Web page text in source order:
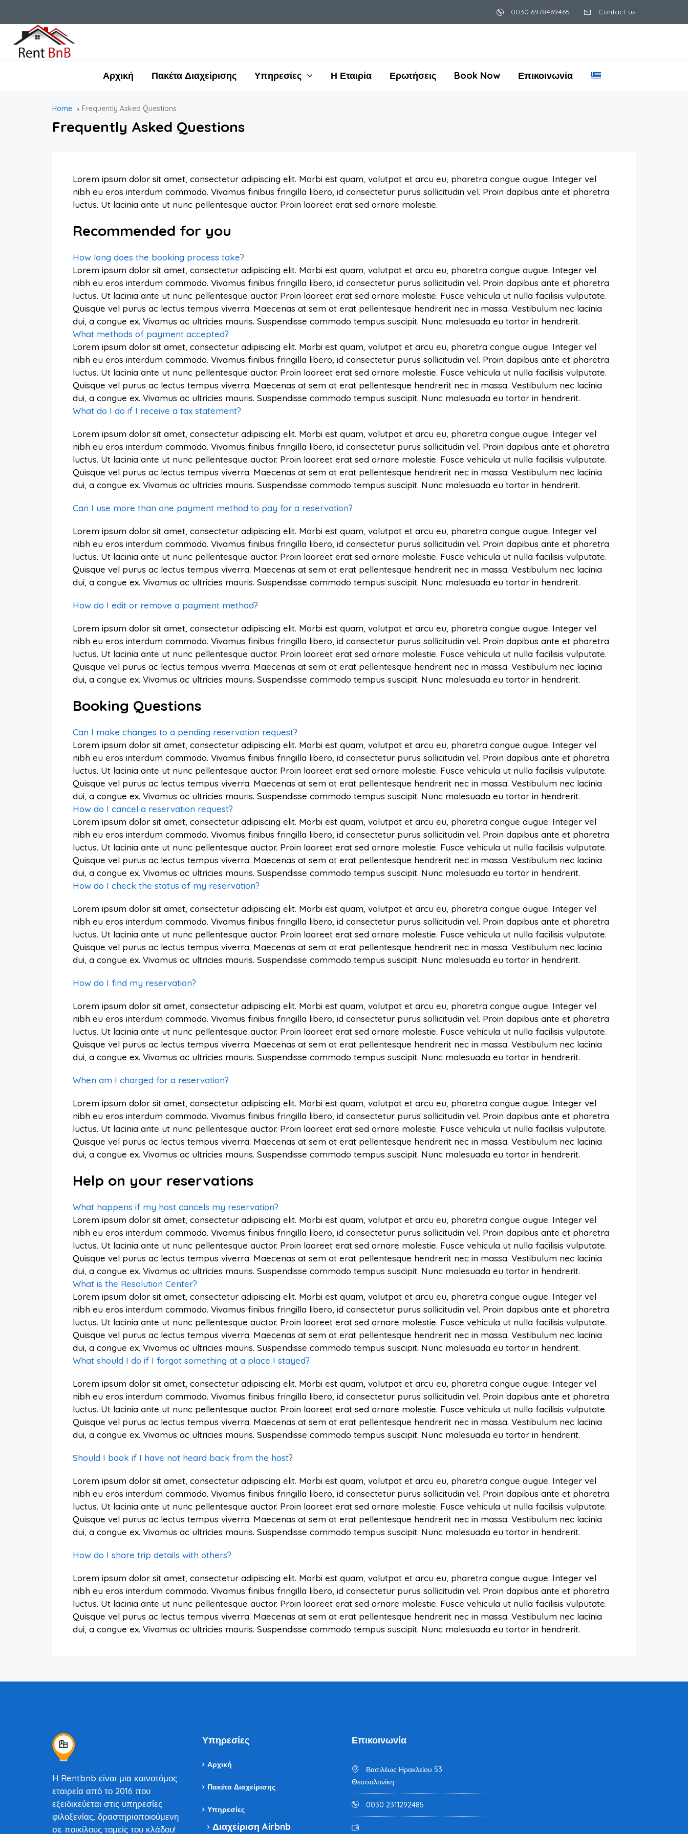
0030 6978469465 Contact us
Αρχική Πακέτα Διαχείρισης Υπηρεσίες Η Εταιρία Ερωτήσεις Book Now Επικοινωνία
Home Frequently Asked Questions
Frequently Asked Questions
Lorem ipsum dolor sit amet, consectetur adipiscing elit. Morbi est quam, volutpat et arcu eu, pharetra congue augue. Integer vel
nibh eu eros interdum commodo. Vivamus finibus fringilla libero, id consectetur purus sollicitudin vel. Proin dapibus ante et pharetra
luctus. Ut lacinia ante ut nunc pellentesque auctor. Proin laoreet erat sed ornare molestie.
Recommended for you
How long does the booking process take?
Lorem ipsum dolor sit amet, consectetur adipiscing elit. Morbi est quam, volutpat et arcu eu, pharetra congue augue. Integer vel
nibh eu eros interdum commodo. Vivamus finibus fringilla libero, id consectetur purus sollicitudin vel. Proin dapibus ante et pharetra
luctus. Ut lacinia ante ut nunc pellentesque auctor. Proin laoreet erat sed ornare molestie. Fusce vehicula ut nulla facilisis vulputate.
Quisque vel purus ac lectus tempus viverra. Maecenas at sem at erat pellentesque hendrerit nec in massa. Vestibulum nec lacinia
dui, a congue ex. Vivamus ac ultricies mauris. Suspendisse commodo tempus suscipit. Nunc malesuada eu tortor in hendrerit.
What methods of payment accepted?
Lorem ipsum dolor sit amet, consectetur adipiscing elit. Morbi est quam, volutpat et arcu eu, pharetra congue augue. Integer vel
nibh eu eros interdum commodo. Vivamus finibus fringilla libero, id consectetur purus sollicitudin vel. Proin dapibus ante et pharetra
luctus. Ut lacinia ante ut nunc pellentesque auctor. Proin laoreet erat sed ornare molestie. Fusce vehicula ut nulla facilisis vulputate.
Quisque vel purus ac lectus tempus viverra. Maecenas at sem at erat pellentesque hendrerit nec in massa. Vestibulum nec lacinia
dui, a congue ex. Vivamus ac ultricies mauris. Suspendisse commodo tempus suscipit. Nunc malesuada eu tortor in hendrerit.
What do I do if I receive a tax statement?
Lorem ipsum dolor sit amet, consectetur adipiscing elit. Morbi est quam, volutpat et arcu eu, pharetra congue augue. Integer vel
nibh eu eros interdum commodo. Vivamus finibus fringilla libero, id consectetur purus sollicitudin vel. Proin dapibus ante et pharetra
luctus. Ut lacinia ante ut nunc pellentesque auctor. Proin laoreet erat sed ornare molestie. Fusce vehicula ut nulla facilisis vulputate.
Quisque vel purus ac lectus tempus viverra. Maecenas at sem at erat pellentesque hendrerit nec in massa. Vestibulum nec lacinia
dui, a congue ex. Vivamus ac ultricies mauris. Suspendisse commodo tempus suscipit. Nunc malesuada eu tortor in hendrerit.
Can I use more than one payment method to pay for a reservation?
Lorem ipsum dolor sit amet, consectetur adipiscing elit. Morbi est quam, volutpat et arcu eu, pharetra congue augue. Integer vel
nibh eu eros interdum commodo. Vivamus finibus fringilla libero, id consectetur purus sollicitudin vel. Proin dapibus ante et pharetra
luctus. Ut lacinia ante ut nunc pellentesque auctor. Proin laoreet erat sed ornare molestie. Fusce vehicula ut nulla facilisis vulputate.
Quisque vel purus ac lectus tempus viverra. Maecenas at sem at erat pellentesque hendrerit nec in massa. Vestibulum nec lacinia
dui, a congue ex. Vivamus ac ultricies mauris. Suspendisse commodo tempus suscipit. Nunc malesuada eu tortor in hendrerit.
How do I edit or remove a payment method?
Lorem ipsum dolor sit amet, consectetur adipiscing elit. Morbi est quam, volutpat et arcu eu, pharetra congue augue. Integer vel
nibh eu eros interdum commodo. Vivamus finibus fringilla libero, id consectetur purus sollicitudin vel. Proin dapibus ante et pharetra
luctus. Ut lacinia ante ut nunc pellentesque auctor. Proin laoreet erat sed ornare molestie. Fusce vehicula ut nulla facilisis vulputate.
Quisque vel purus ac lectus tempus viverra. Maecenas at sem at erat pellentesque hendrerit nec in massa. Vestibulum nec lacinia
dui, a congue ex. Vivamus ac ultricies mauris. Suspendisse commodo tempus suscipit. Nunc malesuada eu tortor in hendrerit.
Booking Questions
Can I make changes to a pending reservation request?
Lorem ipsum dolor sit amet, consectetur adipiscing elit. Morbi est quam, volutpat et arcu eu, pharetra congue augue. Integer vel
nibh eu eros interdum commodo. Vivamus finibus fringilla libero, id consectetur purus sollicitudin vel. Proin dapibus ante et pharetra
luctus. Ut lacinia ante ut nunc pellentesque auctor. Proin laoreet erat sed ornare molestie. Fusce vehicula ut nulla facilisis vulputate.
Quisque vel purus ac lectus tempus viverra. Maecenas at sem at erat pellentesque hendrerit nec in massa. Vestibulum nec lacinia
dui, a congue ex. Vivamus ac ultricies mauris. Suspendisse commodo tempus suscipit. Nunc malesuada eu tortor in hendrerit.
How do I cancel a reservation request?
Lorem ipsum dolor sit amet, consectetur adipiscing elit. Morbi est quam, volutpat et arcu eu, pharetra congue augue. Integer vel
nibh eu eros interdum commodo. Vivamus finibus fringilla libero, id consectetur purus sollicitudin vel. Proin dapibus ante et pharetra
luctus. Ut lacinia ante ut nunc pellentesque auctor. Proin laoreet erat sed ornare molestie. Fusce vehicula ut nulla facilisis vulputate.
Quisque vel purus ac lectus tempus viverra. Maecenas at sem at erat pellentesque hendrerit nec in massa. Vestibulum nec lacinia
dui, a congue ex. Vivamus ac ultricies mauris. Suspendisse commodo tempus suscipit. Nunc malesuada eu tortor in hendrerit.
How do I check the status of my reservation?
Lorem ipsum dolor sit amet, consectetur adipiscing elit. Morbi est quam, volutpat et arcu eu, pharetra congue augue. Integer vel
nibh eu eros interdum commodo. Vivamus finibus fringilla libero, id consectetur purus sollicitudin vel. Proin dapibus ante et pharetra
luctus. Ut lacinia ante ut nunc pellentesque auctor. Proin laoreet erat sed ornare molestie. Fusce vehicula ut nulla facilisis vulputate.
Quisque vel purus ac lectus tempus viverra. Maecenas at sem at erat pellentesque hendrerit nec in massa. Vestibulum nec lacinia
dui, a congue ex. Vivamus ac ultricies mauris. Suspendisse commodo tempus suscipit. Nunc malesuada eu tortor in hendrerit.
How do I find my reservation?
Lorem ipsum dolor sit amet, consectetur adipiscing elit. Morbi est quam, volutpat et arcu eu, pharetra congue augue. Integer vel
nibh eu eros interdum commodo. Vivamus finibus fringilla libero, id consectetur purus sollicitudin vel. Proin dapibus ante et pharetra
luctus. Ut lacinia ante ut nunc pellentesque auctor. Proin laoreet erat sed ornare molestie. Fusce vehicula ut nulla facilisis vulputate.
Quisque vel purus ac lectus tempus viverra. Maecenas at sem at erat pellentesque hendrerit nec in massa. Vestibulum nec lacinia
dui, a congue ex. Vivamus ac ultricies mauris. Suspendisse commodo tempus suscipit. Nunc malesuada eu tortor in hendrerit.
When am I charged for a reservation?
Lorem ipsum dolor sit amet, consectetur adipiscing elit. Morbi est quam, volutpat et arcu eu, pharetra congue augue. Integer vel
nibh eu eros interdum commodo. Vivamus finibus fringilla libero, id consectetur purus sollicitudin vel. Proin dapibus ante et pharetra
luctus. Ut lacinia ante ut nunc pellentesque auctor. Proin laoreet erat sed ornare molestie. Fusce vehicula ut nulla facilisis vulputate.
Quisque vel purus ac lectus tempus viverra. Maecenas at sem at erat pellentesque hendrerit nec in massa. Vestibulum nec lacinia
dui, a congue ex. Vivamus ac ultricies mauris. Suspendisse commodo tempus suscipit. Nunc malesuada eu tortor in hendrerit.
Help on your reservations
What happens if my host cancels my reservation?
Lorem ipsum dolor sit amet, consectetur adipiscing elit. Morbi est quam, volutpat et arcu eu, pharetra congue augue. Integer vel
nibh eu eros interdum commodo. Vivamus finibus fringilla libero, id consectetur purus sollicitudin vel. Proin dapibus ante et pharetra
luctus. Ut lacinia ante ut nunc pellentesque auctor. Proin laoreet erat sed ornare molestie. Fusce vehicula ut nulla facilisis vulputate.
Quisque vel purus ac lectus tempus viverra. Maecenas at sem at erat pellentesque hendrerit nec in massa. Vestibulum nec lacinia
dui, a congue ex. Vivamus ac ultricies mauris. Suspendisse commodo tempus suscipit. Nunc malesuada eu tortor in hendrerit.
What is the Resolution Center?
Lorem ipsum dolor sit amet, consectetur adipiscing elit. Morbi est quam, volutpat et arcu eu, pharetra congue augue. Integer vel
nibh eu eros interdum commodo. Vivamus finibus fringilla libero, id consectetur purus sollicitudin vel. Proin dapibus ante et pharetra
luctus. Ut lacinia ante ut nunc pellentesque auctor. Proin laoreet erat sed ornare molestie. Fusce vehicula ut nulla facilisis vulputate.
Quisque vel purus ac lectus tempus viverra. Maecenas at sem at erat pellentesque hendrerit nec in massa. Vestibulum nec lacinia
dui, a congue ex. Vivamus ac ultricies mauris. Suspendisse commodo tempus suscipit. Nunc malesuada eu tortor in hendrerit.
What should I do if I forgot something at a place I stayed?
Lorem ipsum dolor sit amet, consectetur adipiscing elit. Morbi est quam, volutpat et arcu eu, pharetra congue augue. Integer vel
nibh eu eros interdum commodo. Vivamus finibus fringilla libero, id consectetur purus sollicitudin vel. Proin dapibus ante et pharetra
luctus. Ut lacinia ante ut nunc pellentesque auctor. Proin laoreet erat sed ornare molestie. Fusce vehicula ut nulla facilisis vulputate.
Quisque vel purus ac lectus tempus viverra. Maecenas at sem at erat pellentesque hendrerit nec in massa. Vestibulum nec lacinia
dui, a congue ex. Vivamus ac ultricies mauris. Suspendisse commodo tempus suscipit. Nunc malesuada eu tortor in hendrerit.
Should I book if I have not heard back from the host?
Lorem ipsum dolor sit amet, consectetur adipiscing elit. Morbi est quam, volutpat et arcu eu, pharetra congue augue. Integer vel
nibh eu eros interdum commodo. Vivamus finibus fringilla libero, id consectetur purus sollicitudin vel. Proin dapibus ante et pharetra
luctus. Ut lacinia ante ut nunc pellentesque auctor. Proin laoreet erat sed ornare molestie. Fusce vehicula ut nulla facilisis vulputate.
Quisque vel purus ac lectus tempus viverra. Maecenas at sem at erat pellentesque hendrerit nec in massa. Vestibulum nec lacinia
dui, a congue ex. Vivamus ac ultricies mauris. Suspendisse commodo tempus suscipit. Nunc malesuada eu tortor in hendrerit.
How do I share trip details with others?
Lorem ipsum dolor sit amet, consectetur adipiscing elit. Morbi est quam, volutpat et arcu eu, pharetra congue augue. Integer vel
nibh eu eros interdum commodo. Vivamus finibus fringilla libero, id consectetur purus sollicitudin vel. Proin dapibus ante et pharetra
luctus. Ut lacinia ante ut nunc pellentesque auctor. Proin laoreet erat sed ornare molestie. Fusce vehicula ut nulla facilisis vulputate.
Quisque vel purus ac lectus tempus viverra. Maecenas at sem at erat pellentesque hendrerit nec in massa. Vestibulum nec lacinia
dui, a congue ex. Vivamus ac ultricies mauris. Suspendisse commodo tempus suscipit. Nunc malesuada eu tortor in hendrerit.
Η Rentbnb είναι μια καινοτόμος
εταιρεία από το 2016 που
εξειδικεύεται στις υπηρεσίες
φιλοξενίας, δραστηριοποιούμενη
σε ποικίλους τομείς του κλάδου!
Υπηρεσίες
Αρχική
Πακέτα Διαχείρισης
Υπηρεσίες
Διαχείριση Airbnb
Επικοινωνία
Βασιλέως Ηρακλείου 53
Θεσσαλονίκη
0030 2311292485